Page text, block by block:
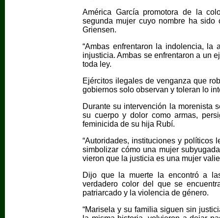
América García promotora de la
segunda mujer cuyo nombre ha
Griensen.
“Ambas enfrentaron la indolencia,
injusticia. Ambas se enfrentaron a un
toda ley.
Ejércitos ilegales de venganza que
gobiernos solo observan y toleran lo
Durante su intervención la morenista
su cuerpo y dolor como armas,
feminicida de su hija Rubí.
“Autoridades, instituciones y políticos
simbolizar cómo una mujer
vieron que la justicia es una mujer
Dijo que la muerte la encontró a
verdadero color del que se
patriarcado y la violencia de género.
“Marisela y su familia siguen sin